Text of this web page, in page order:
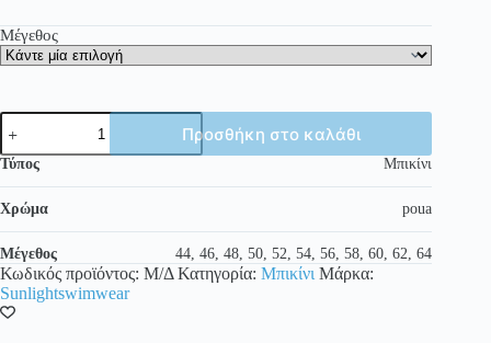
Μέγεθος
Μπικίνι
Polka
Dot
Σλιπ
ποσότητα
Προσθήκη στο καλάθι
Τύπος Μπικίνι
Χρώμα poua
Μέγεθος 44, 46, 48, 50, 52, 54, 56, 58, 60, 62, 64
Κωδικός προϊόντος: Μ/Δ Κατηγορία: Μπικίνι Μάρκα:
Sunlightswimwear